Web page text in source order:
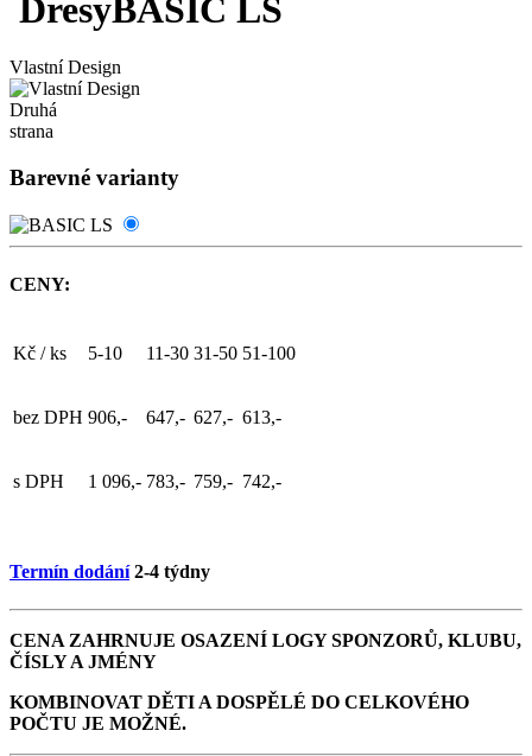
DresyBASIC LS
Vlastní Design
Druhá
strana
Barevné varianty
CENY:
Kč / ks 5-10 11-30 31-50 51-100
bez DPH 906,- 647,- 627,- 613,-
s DPH 1 096,- 783,- 759,- 742,-
Termín dodání2-4 týdny
CENA ZAHRNUJE OSAZENÍ LOGY SPONZORŮ, KLUBU,
ČÍSLY A JMÉNY
KOMBINOVAT DĚTI A DOSPĚLÉ DO CELKOVÉHO
POČTU JE MOŽNÉ.